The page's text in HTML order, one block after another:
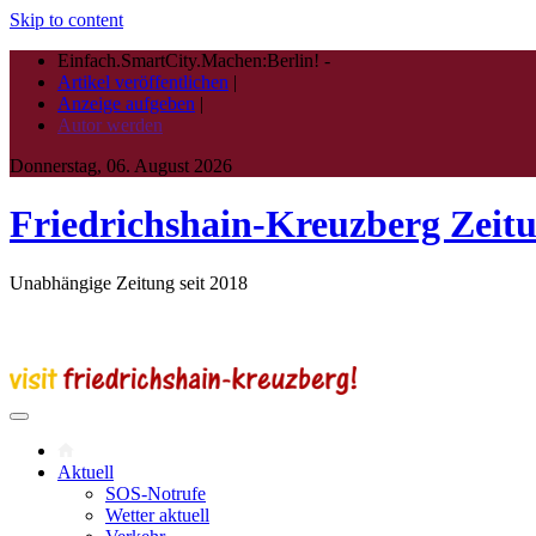
Skip to content
Einfach.SmartCity.Machen:Berlin! -
Artikel veröffentlichen |
Anzeige aufgeben |
Autor werden
Donnerstag, 06. August 2026
Friedrichshain-Kreuzberg
Unabhängige Zeitung seit 2018
Aktuell
SOS-Notrufe
Wetter aktuell